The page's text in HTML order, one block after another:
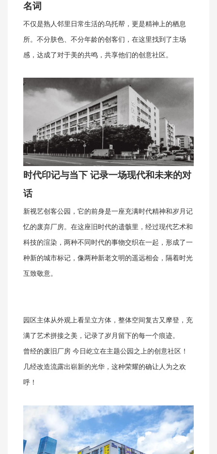
名词
不仅是熟人邻里日常生活的乌托帮，更是精神上的栖息
所。不分肤色、不分年龄的创客们，在这里找到了主场
感，达成了对于美的共鸣，共享他们的创意社区。
时代印记与当下 记录一场现代和未来的对
话
新视艺创客公园，它的前身是一座充满时代精神和岁月记
忆的废弃厂房。在这座 旧时代的遗骸里，经过现代艺术和
科技的渲染，两种不同时代的事物交织在一起，形成了一
种新的城市标记，像两种新老文明的遥远相会，隔着时光
互致敬意。
园区主体从外观上看呈立方体，整体空间复古又摩登，充
满了艺术拼接之美，记录了岁月留下的每一个痕迹。
曾经的废旧厂房 今日屹立在主题公园之上的创意社区！
几经改造流露出崭新的光华，这种荣耀的确让人为之欢
呼！